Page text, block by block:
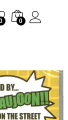
0